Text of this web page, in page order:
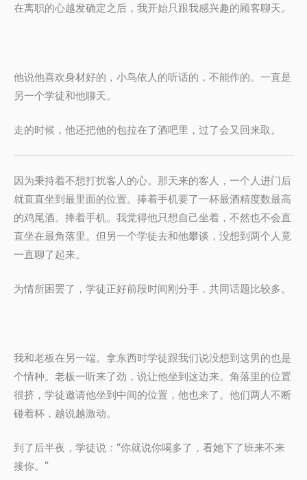
在离职的心越发确定之后，我开始只跟我感兴趣的顾客聊天。
他说他喜欢身材好的，小鸟依人的听话的，不能作的。一直是
另一个学徒和他聊天。
走的时候，他还把他的包拉在了酒吧里，过了会又回来取。
因为秉持着不想打扰客人的心。那天来的客人，一个人进门后
就直直坐到最里面的位置。捧着手机要了一杯最酒精度数最高
的鸡尾酒。捧着手机。我觉得他只想自己坐着，不然也不会直
直坐在最角落里。但另一个学徒去和他攀谈，没想到两个人竟
一直聊了起来。
为情所困罢了，学徒正好前段时间刚分手，共同话题比较多。
我和老板在另一端。拿东西时学徒跟我们说没想到这男的也是
个情种。老板一听来了劲，说让他坐到这边来。角落里的位置
很挤，学徒邀请他坐到中间的位置，他也来了。他们两人不断
碰着杯，越说越激动。
到了后半夜，学徒说：“你就说你喝多了，看她下了班来不来
接你。”